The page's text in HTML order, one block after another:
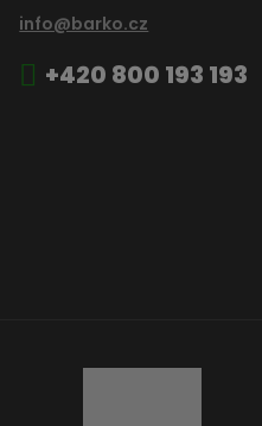
info@barko.cz
+420 800 193 193